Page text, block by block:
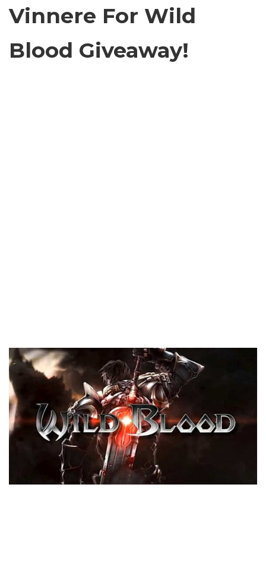
Vinnere For Wild
Blood Giveaway!